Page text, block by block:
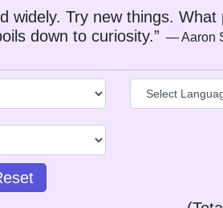
widely. Try new things. What
down to curiosity.” ― Aaron